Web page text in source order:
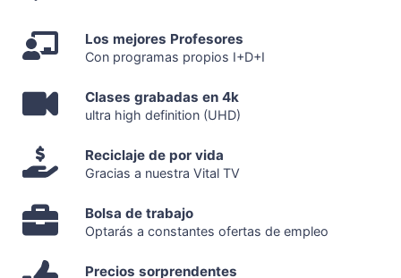
Los mejores Profesores
Con programas propios I+D+I
Clases grabadas en 4k
ultra high definition (UHD)
Reciclaje de por vida
Gracias a nuestra Vital TV
Bolsa de trabajo
Optarás a constantes ofertas de empleo
Precios sorprendentes